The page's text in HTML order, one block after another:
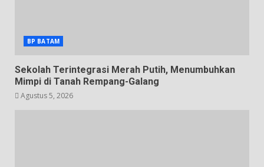
BP BATAM
Sekolah Terintegrasi Merah Putih, Menumbuhkan
Mimpi di Tanah Rempang-Galang
Agustus 5, 2026